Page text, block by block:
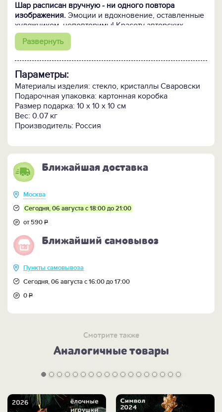
Шар расписан вручную - ни одного повтора
изображения. Эмоции и вдохновение, оставленные
художником, неповторимы! Красоту авторских
сюжетов подчеркивает россыпь хрустальных
кристаллов Сваровски – часть творческого
Кому подарить:Мальчишкам и девчонкам нефтяной
отрасли. Пусть они получили дипломы
специалистов, доросли до руководящих
должностей, успели уйти на заслуженный отдых –
нефтяная сказка в качестве личного или
канун Нового года все возвращаются в детство.
ПОСМОТРИТЕ:
-набор из 4-х елочных шаров "Сказка газовика" >>
набор из 4-х елочных шаров "Сказка нефтяника"
>>
Развернуть
Параметры:
Материалы изделия: стекло, кристаллы Сваровски
Подарочная упаковка: картонная коробка
Размер подарка: 10 х 10 х 10 см
Вес: 0.07 кг
Производитель: Россия
Ближайшая доставка
Москва
Сегодня, 06 августа с 18:00 до 21:00
от 590Р
Ближайший самовывоз
Пункты самовывоза
Сегодня, 06 августа с 16:00 до 17:00
0Р
Смотрите также
Аналогичные товары